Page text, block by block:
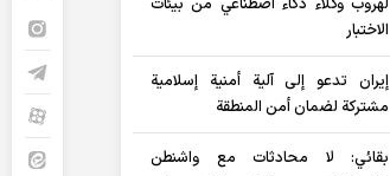
لهروب وكلاء ذكاء اصطناعي من بيئات
الاختبار
إيران تدعو إلى آلية أمنية إسلامية
مشتركة لضمان أمن المنطقة
بقائي: لا محادثات مع واشنطن